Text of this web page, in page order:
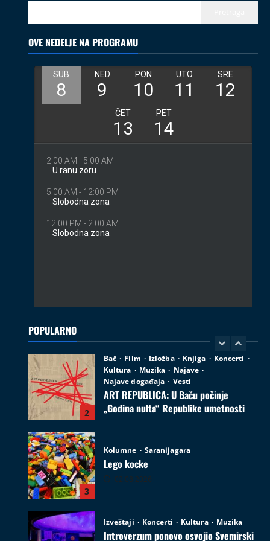
OVE NEDELJE NA PROGRAMU
POPULARNO
Izveštaji Koncerti Kultura Muzika
Introverzum ponovo osvojio Svemirski
muzej
28.07.2026
5
Društvo Vesti
Begej ponovo spaja ljude: Zrenjanin
pe Bega“
Turisti
05.08.2026
3
Kolumne Saranijagara
Lego kocke
02.08.2026
4
Introverzum ponovo osvojio Svemirski
muzej
Begej ponovo spaja ljude: Zrenjanin